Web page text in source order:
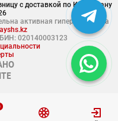
с доставкой по Казахстану
активная гиперссылка на
020140003123